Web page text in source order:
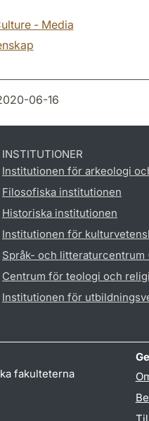
- Media
06-16
INSTITUTIONER
Institutionen för arkeologi
Filosofiska institutionen
Historiska institutionen
Institutionen för
Språk- och litteraturcentrum
Centrum för teologi och
Institutionen för
fakulteterna